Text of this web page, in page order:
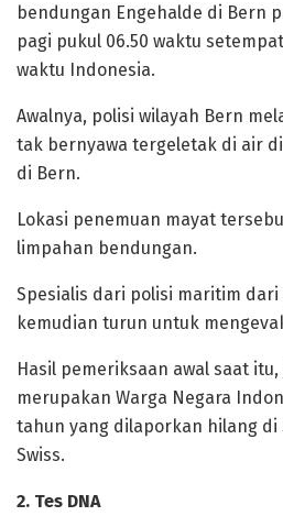
bendungan Engehalde di Bern
pagi pukul 06.50 waktu
waktu Indonesia.
Awalnya, polisi wilayah Bern
tak bernyawa tergeletak di air
di Bern.
Lokasi penemuan mayat
limpahan bendungan.
Spesialis dari polisi maritim
kemudian turun untuk
Hasil pemeriksaan awal saat
merupakan Warga Negara
tahun yang dilaporkan hilang di
Swiss.
2. Tes DNA